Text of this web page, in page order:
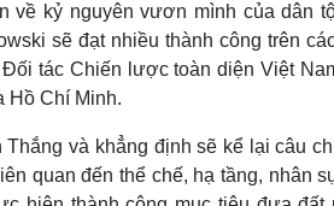
kỷ nguyên vươn mình của dân
sẽ đạt nhiều thành công trên
tác Chiến lược toàn diện Việt
Hồ Chí Minh.
và khẳng định sẽ kể lại câu
quan đến thể chế, hạ tầng, nhân